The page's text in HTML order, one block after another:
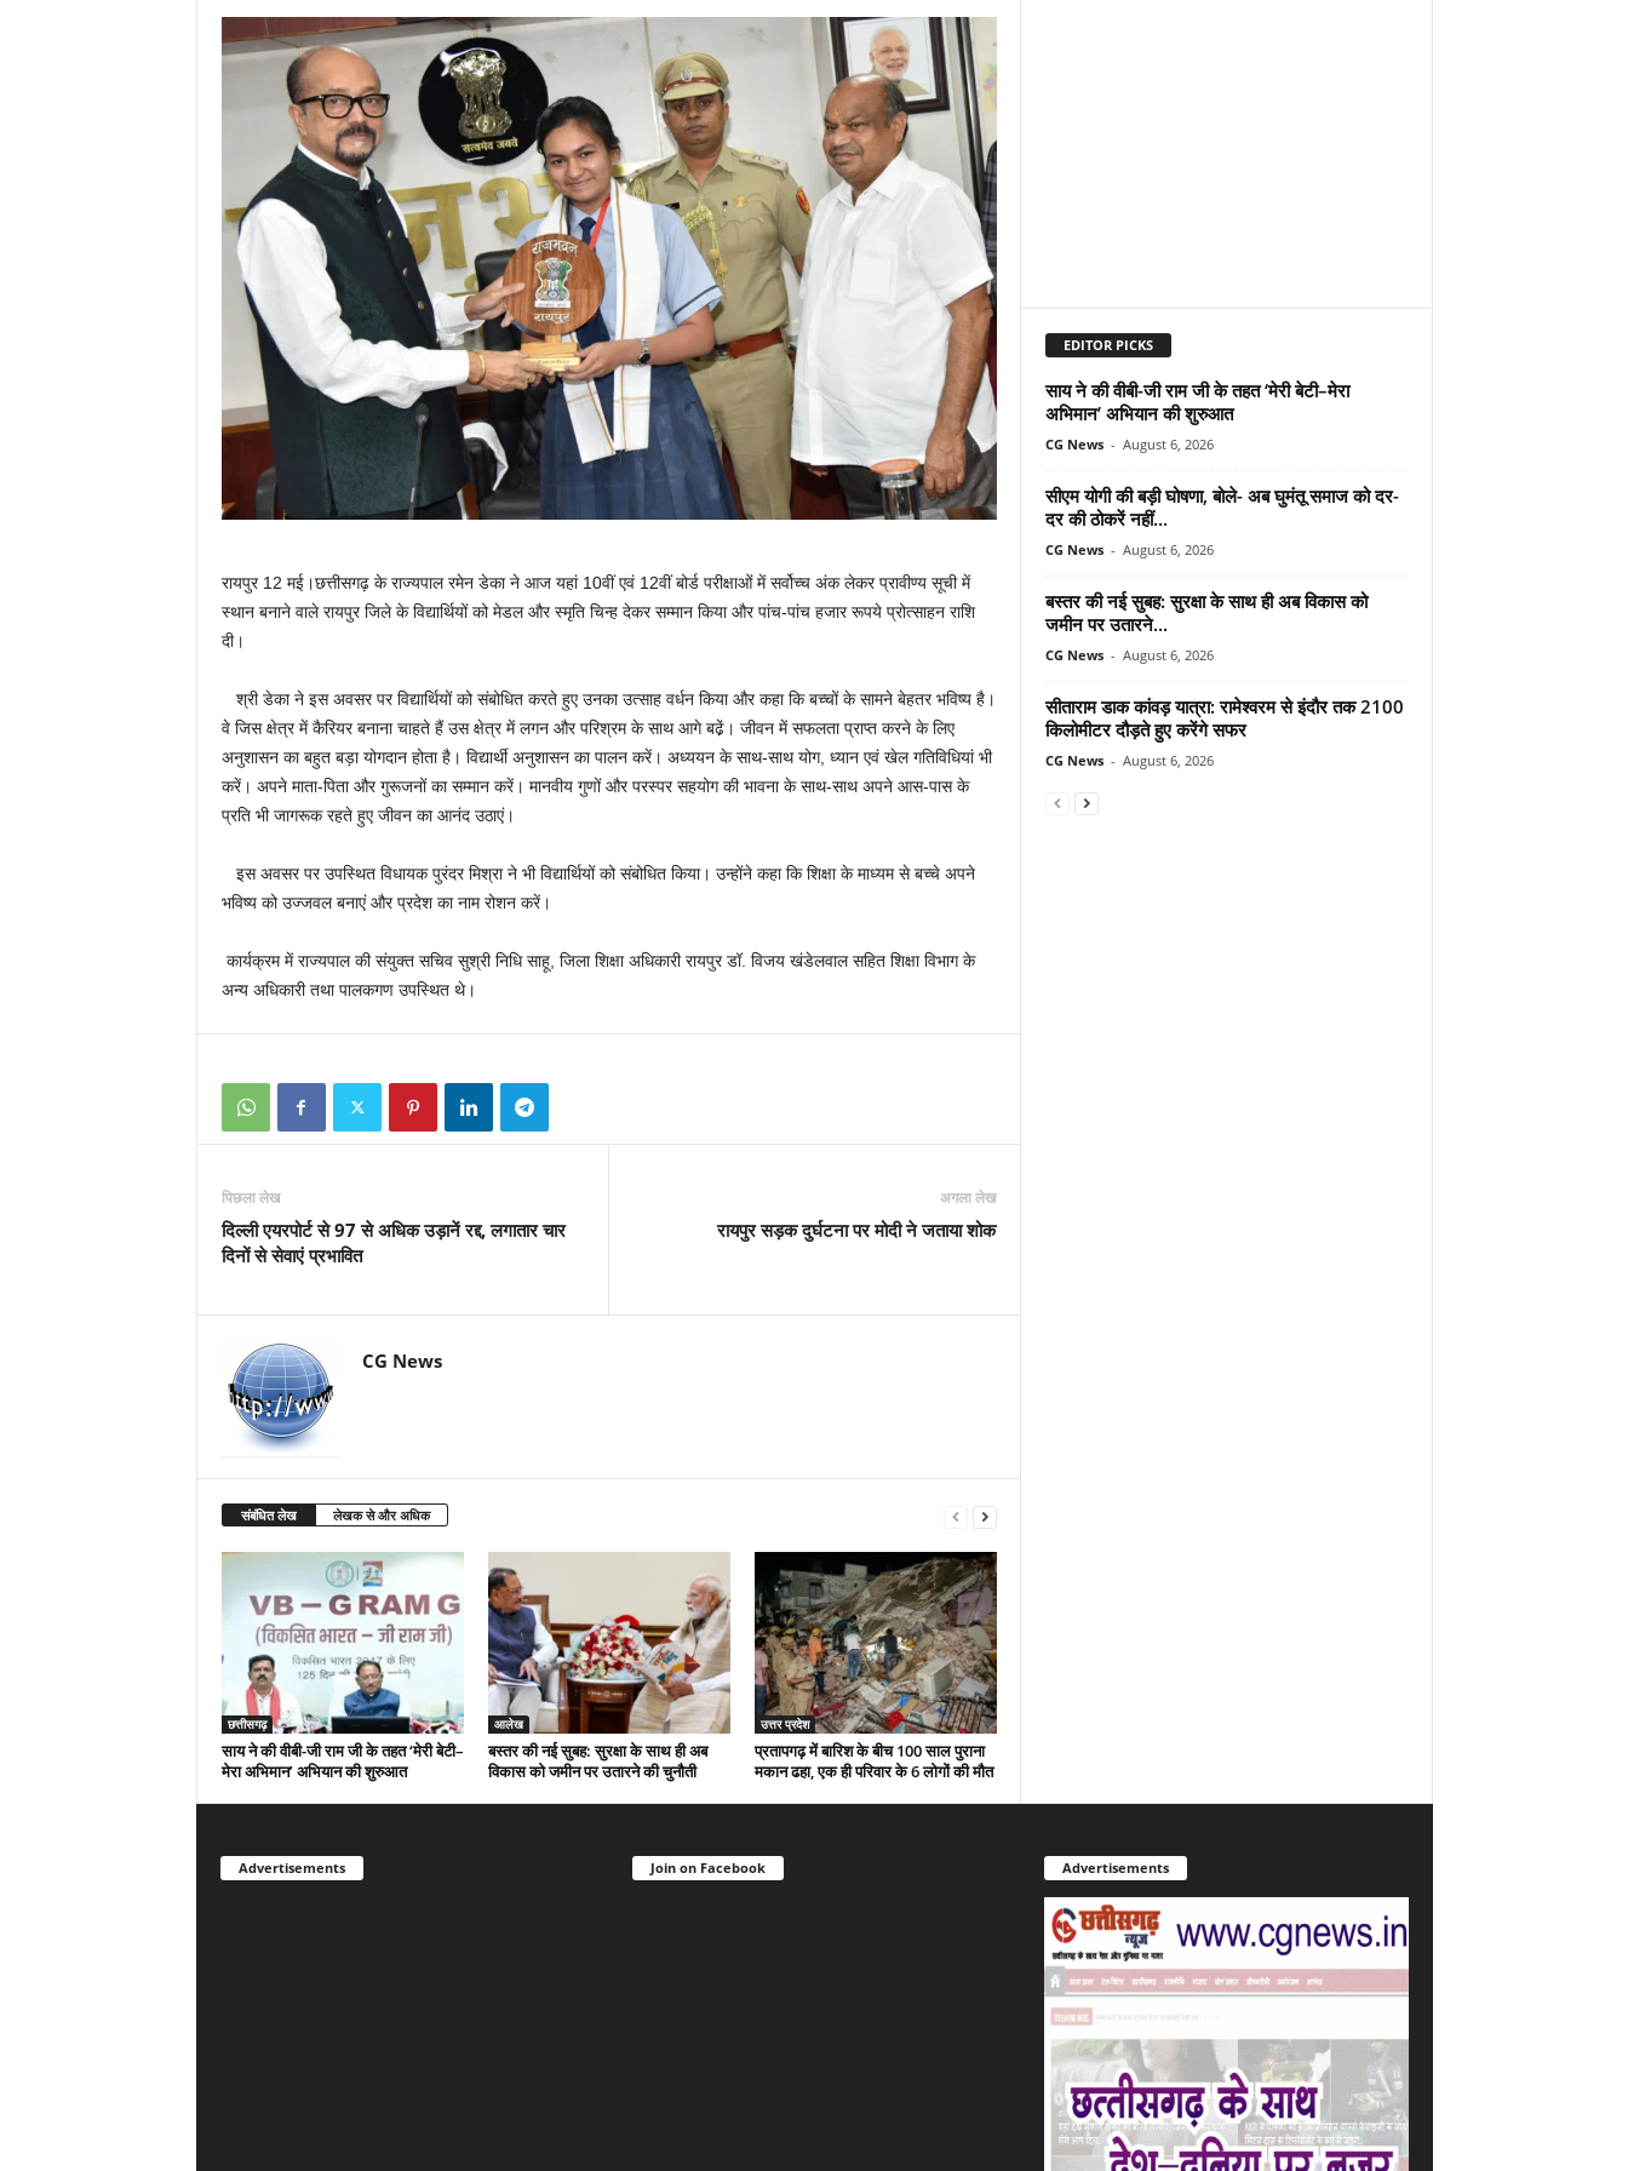
रायपुर 12 मई।छत्तीसगढ़ के राज्यपाल रमेन डेका ने आज यहां 10वीं एवं 12वीं बोर्ड परीक्षाओं में सर्वोच्च अंक लेकर प्रावीण्य सूची में
स्थान बनाने वाले रायपुर जिले के विद्यार्थियों को मेडल और स्मृति चिन्ह देकर सम्मान किया और पांच-पांच हजार रूपये प्रोत्साहन राशि
दी।
श्री डेका ने इस अवसर पर विद्यार्थियों को संबोधित करते हुए उनका उत्साह वर्धन किया और कहा कि बच्चों के सामने बेहतर भविष्य है।
वे जिस क्षेत्र में कैरियर बनाना चाहते हैं उस क्षेत्र में लगन और परिश्रम के साथ आगे बढे़ं। जीवन में सफलता प्राप्त करने के लिए
अनुशासन का बहुत बड़ा योगदान होता है। विद्यार्थी अनुशासन का पालन करें। अध्ययन के साथ-साथ योग, ध्यान एवं खेल गतिविधियां भी
करें। अपने माता-पिता और गुरूजनों का सम्मान करें। मानवीय गुणों और परस्पर सहयोग की भावना के साथ-साथ अपने आस-पास के
प्रति भी जागरूक रहते हुए जीवन का आनंद उठाएं।
इस अवसर पर उपस्थित विधायक पुरंदर मिश्रा ने भी विद्यार्थियों को संबोधित किया। उन्होंने कहा कि शिक्षा के माध्यम से बच्चे अपने
भविष्य को उज्जवल बनाएं और प्रदेश का नाम रोशन करें।
कार्यक्रम में राज्यपाल की संयुक्त सचिव सुश्री निधि साहू, जिला शिक्षा अधिकारी रायपुर डॉ. विजय खंडेलवाल सहित शिक्षा विभाग के
अन्य अधिकारी तथा पालकगण उपस्थित थे।
पिछला लेख
दिल्ली एयरपोर्ट से 97 से अधिक उड़ानें रद्द, लगातार चार
दिनों से सेवाएं प्रभावित
अगला लेख
रायपुर सड़क दुर्घटना पर मोदी ने जताया शोक
CG News
संबंधित लेख लेखक से और अधिक
छत्तीसगढ़
साय ने की वीबी-जी राम जी के तहत ‘मेरी बेटी–
मेरा अभिमान’ अभियान की शुरुआत
आलेख
बस्तर की नई सुबह: सुरक्षा के साथ ही अब
विकास को जमीन पर उतारने की चुनौती
उत्तर प्रदेश
प्रतापगढ़ में बारिश के बीच 100 साल पुराना
मकान ढहा, एक ही परिवार के 6 लोगों की मौत
EDITOR PICKS
साय ने की वीबी-जी राम जी के तहत ‘मेरी बेटी–मेरा
अभिमान’ अभियान की शुरुआत
CG News - August 6, 2026
सीएम योगी की बड़ी घोषणा, बोले- अब घुमंतू समाज को दर-
दर की ठोकरें नहीं...
CG News - August 6, 2026
बस्तर की नई सुबह: सुरक्षा के साथ ही अब विकास को
जमीन पर उतारने...
CG News - August 6, 2026
सीताराम डाक कांवड़ यात्रा: रामेश्वरम से इंदौर तक 2100
किलोमीटर दौड़ते हुए करेंगे सफर
CG News - August 6, 2026
Advertisements Join on Facebook Advertisements